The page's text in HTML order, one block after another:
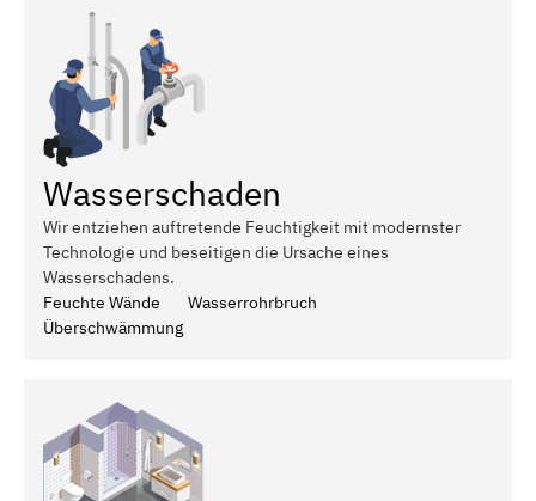
Wasserschaden
Wir entziehen auftretende Feuchtigkeit mit modernster
Technologie und beseitigen die Ursache eines
Wasserschadens.
Feuchte Wände
Wasserrohrbruch
Überschwämmung